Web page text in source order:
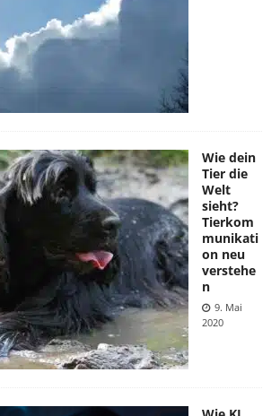
Wie dein
Tier die
Welt
sieht?
Tierkom
munikati
on neu
verstehe
n
9. Mai
2020